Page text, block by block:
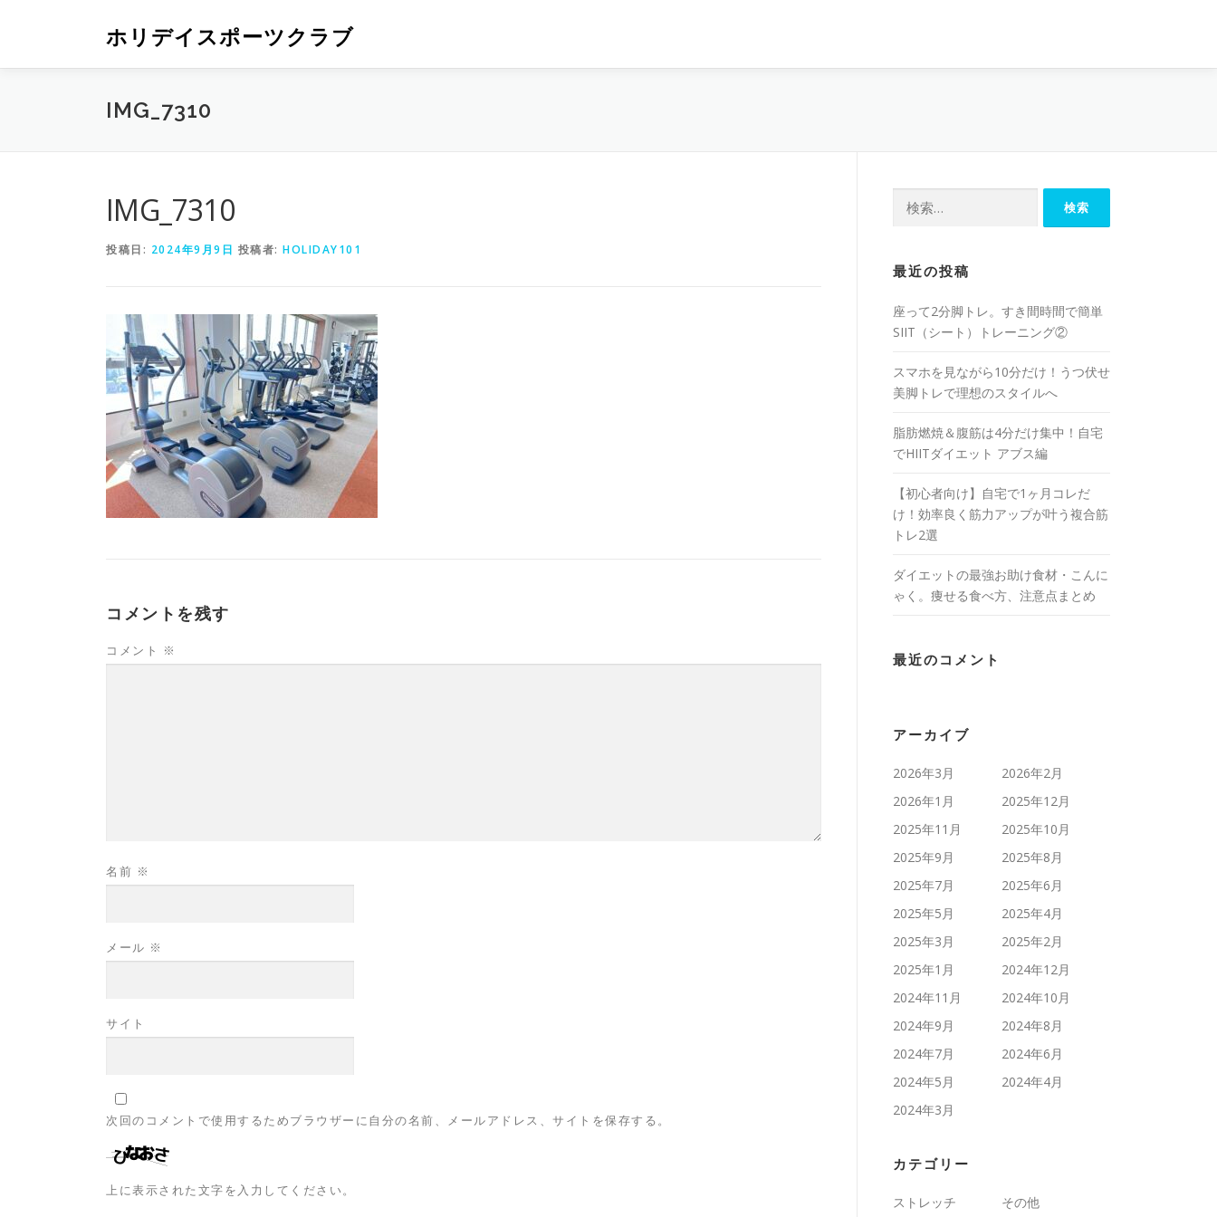
ホリデイスポーツクラブ
IMG_7310
IMG_7310
投稿日: 2024年9月9日 投稿者: HOLIDAY101
コメントを残す
コメント ※
名前 ※
メール ※
サイト
次回のコメントで使用するためブラウザーに自分の名前、メールアドレス、サイトを保存する。
上に表示された文字を入力してください。
最近の投稿
座って2分脚トレ。すき間時間で簡単
SIIT（シート）トレーニング②
スマホを見ながら10分だけ！うつ伏せ
美脚トレで理想のスタイルへ
脂肪燃焼＆腹筋は4分だけ集中！自宅
でHIITダイエット アブス編
【初心者向け】自宅で1ヶ月コレだ
け！効率良く筋力アップが叶う複合筋
トレ2選
ダイエットの最強お助け食材・こんに
ゃく。痩せる食べ方、注意点まとめ
最近のコメント
アーカイブ
2026年3月
2026年2月
2026年1月
2025年12月
2025年11月
2025年10月
2025年9月
2025年8月
2025年7月
2025年6月
2025年5月
2025年4月
2025年3月
2025年2月
2025年1月
2024年12月
2024年11月
2024年10月
2024年9月
2024年8月
2024年7月
2024年6月
2024年5月
2024年4月
2024年3月
カテゴリー
ストレッチ その他